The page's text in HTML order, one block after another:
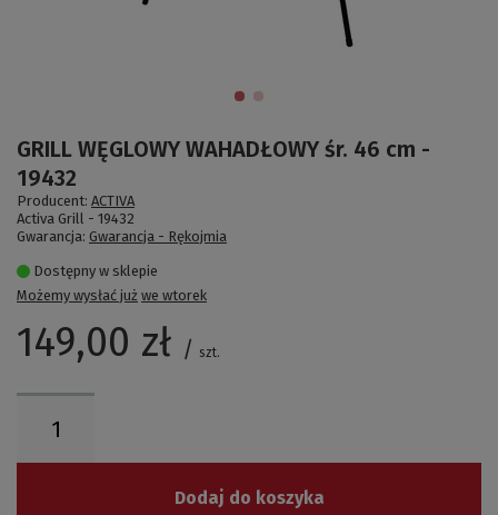
GRILL WĘGLOWY WAHADŁOWY śr. 46 cm -
19432
Producent: ACTIVA
Activa Grill - 19432
Gwarancja: Gwarancja - Rękojmia
Dostępny w sklepie
Możemy wysłać już we wtorek
149,00 zł / szt.
Dodaj do koszyka